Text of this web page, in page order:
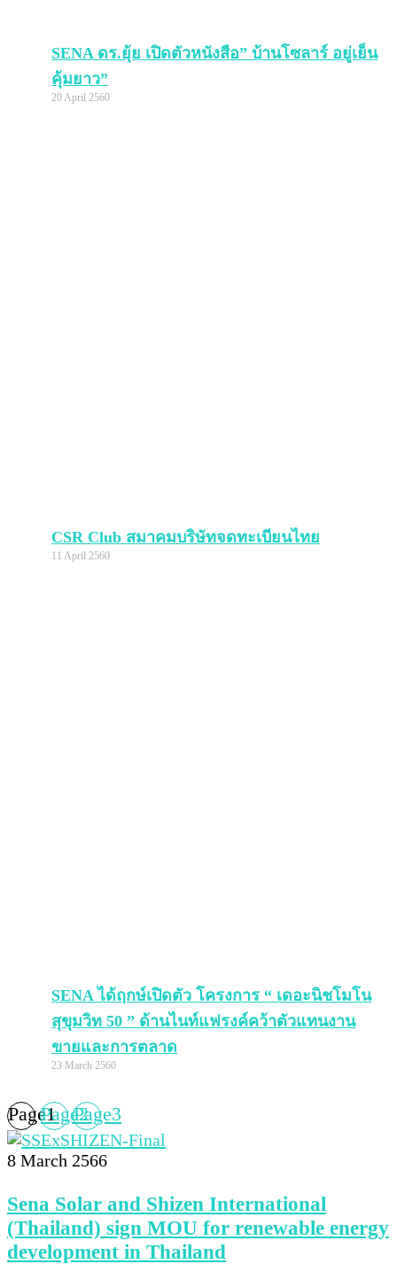
SENA ดร.ยุ้ย เปิดตัวหนังสือ” บ้านโซลาร์ อยู่เย็น
คุ้มยาว”
20 April 2560
CSR Club สมาคมบริษัทจดทะเบียนไทย
11 April 2560
SENA ได้ฤกษ์เปิดตัว โครงการ “ เดอะนิชโมโน
สุขุมวิท 50 ” ด้านไนท์แฟรงค์คว้าตัวแทนงาน
ขายและการตลาด
23 March 2560
Page1
Page2
Page3
8 March 2566
Sena Solar and Shizen International
(Thailand) sign MOU for renewable energy
development in Thailand